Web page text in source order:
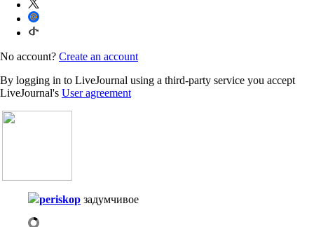
No account? Create an account
By logging in to LiveJournal using a third-party service you accept
LiveJournal's User agreement
periskop задумчивое